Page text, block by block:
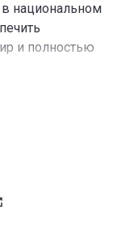
национальном
и полностью
очень
есть где